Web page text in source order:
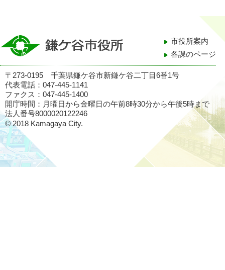
市役所案内
各課のページ
〒273-0195 千葉県鎌ケ谷市新鎌ケ谷二丁目6番1号
代表電話：047-445-1141
ファクス：047-445-1400
開庁時間：月曜日から金曜日の午前8時30分から午後5時まで
法人番号8000020122246
© 2018 Kamagaya City.